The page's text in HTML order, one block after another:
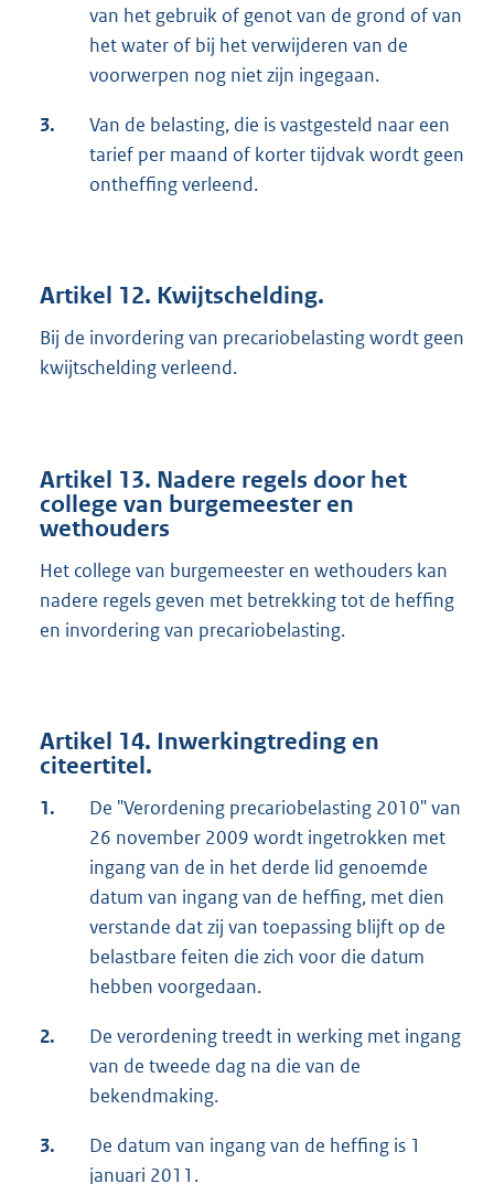
van het gebruik of genot van de grond of van
het water of bij het verwijderen van de
voorwerpen nog niet zijn ingegaan.
3.
Van de belasting, die is vastgesteld naar een
tarief per maand of korter tijdvak wordt geen
ontheffing verleend.
Artikel 12. Kwijtschelding.
Bij de invordering van precariobelasting wordt geen
kwijtschelding verleend.
Artikel 13. Nadere regels door het
college van burgemeester en
wethouders
Het college van burgemeester en wethouders kan
nadere regels geven met betrekking tot de heffing
en invordering van precariobelasting.
Artikel 14. Inwerkingtreding en
citeertitel.
1.
De "Verordening precariobelasting 2010" van
26 november 2009 wordt ingetrokken met
ingang van de in het derde lid genoemde
datum van ingang van de heffing, met dien
verstande dat zij van toepassing blijft op de
belastbare feiten die zich voor die datum
hebben voorgedaan.
2.
De verordening treedt in werking met ingang
van de tweede dag na die van de
bekendmaking.
3.
De datum van ingang van de heffing is 1
januari 2011.